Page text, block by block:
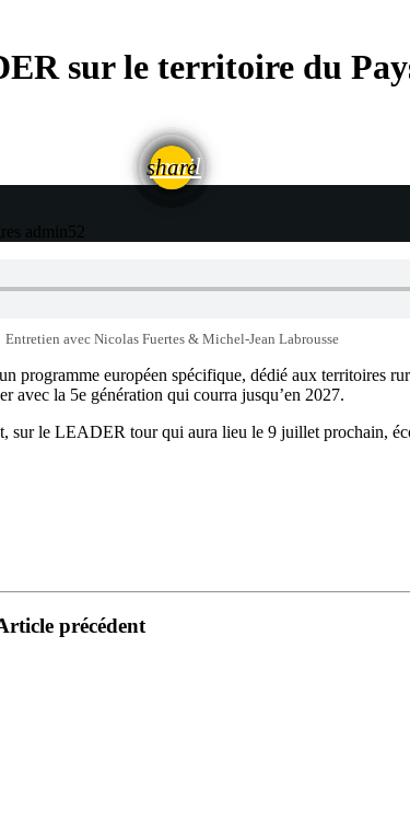
sur le territoire du
share
email
admin52
Entretien avec Nicolas Fuertes & Michel-Jean Labrousse
européen spécifique, dédié aux territoires
avec la 5e génération qui courra jusqu’en 2027.
sur le LEADER tour qui aura lieu le 9 juillet prochain,
précédent